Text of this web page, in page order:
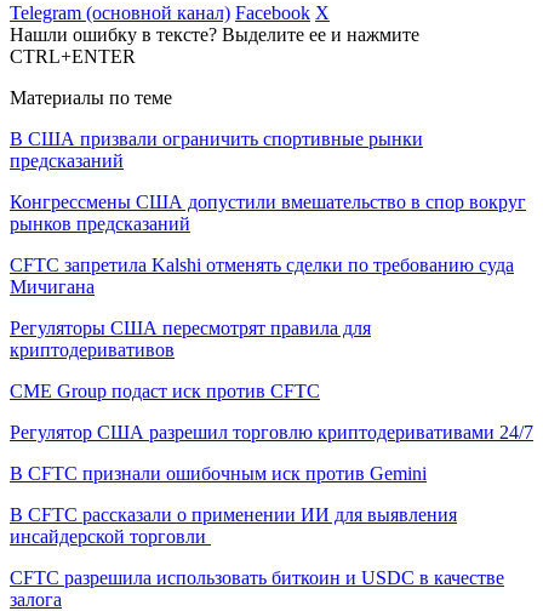
Telegram (основной канал) Facebook X
Нашли ошибку в тексте? Выделите ее и нажмите
CTRL+ENTER
Материалы по теме
В США призвали ограничить спортивные рынки
предсказаний
Конгрессмены США допустили вмешательство в спор вокруг
рынков предсказаний
CFTC запретила Kalshi отменять сделки по требованию суда
Мичигана
Регуляторы США пересмотрят правила для
криптодеривативов
CME Group подаст иск против CFTC
Регулятор США разрешил торговлю криптодеривативами 24/7
В CFTC признали ошибочным иск против Gemini
В CFTC рассказали о применении ИИ для выявления
инсайдерской торговли
CFTC разрешила использовать биткоин и USDC в качестве
залога